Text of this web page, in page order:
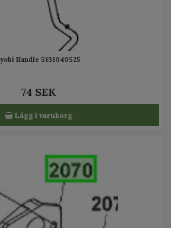
Handle 5131040525
74 SEK
Lägg i varukorg